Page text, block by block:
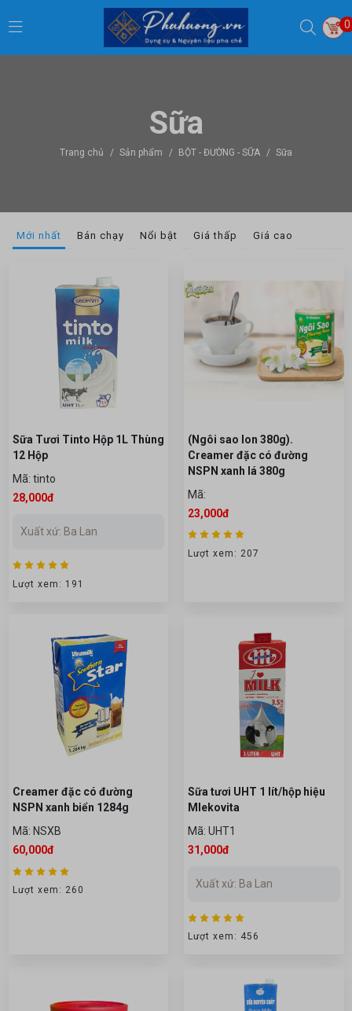
0
Sữa
Trang chủ / Sản phẩm / BỘT - ĐƯỜNG - SỮA / Sữa
Mới nhất Bán chạy Nổi bật Giá thấp Giá cao
Sữa Tươi Tinto Hộp 1L Thùng
12 Hộp
Mã: tinto
28,000đ
Xuất xứ: Ba Lan
Lượt xem: 191
(Ngôi sao lon 380g).
Creamer đặc có đường
NSPN xanh lá 380g
Mã:
23,000đ
Lượt xem: 207
Creamer đặc có đường
NSPN xanh biển 1284g
Mã: NSXB
60,000đ
Lượt xem: 260
Sữa tươi UHT 1 lít/hộp hiệu
Mlekovita
Mã: UHT1
31,000đ
Xuất xứ: Ba Lan
Lượt xem: 456